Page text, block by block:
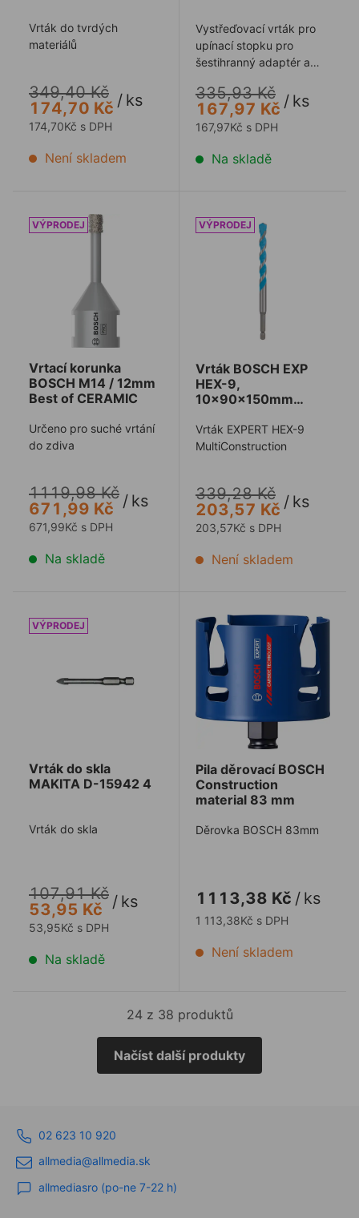
Vrták do tvrdých
materiálů
349,40 Kč
174,70 Kč / ks
174,70Kč s DPH
Není skladem
Vystřeďovací vrták pro
upínací stopku pro
šestihranný adaptér a
335,93 Kč
167,97 Kč / ks
167,97Kč s DPH
Na skladě
Vrtací korunka BOSCH M14 / 12mm Best of CERAMIC
Vrtací korunka
BOSCH M14 / 12mm
Best of CERAMIC
Určeno pro suché vrtání
do zdiva
1119,98 Kč
671,99 Kč / ks
671,99Kč s DPH
Na skladě
Vrták BOSCH EXP HEX-
Vrták BOSCH EXP
HEX-9,
10x90x150mm
Vrták EXPERT HEX-9
MultiConstruction
339,28 Kč
203,57 Kč / ks
203,57Kč s DPH
Není skladem
Vrták do skla MAKITA D-15942 4
Vrták do skla
MAKITA D-15942 4
Vrták do skla
107,91 Kč
53,95 Kč / ks
53,95Kč s DPH
Na skladě
Pila děrovací BOSCH
Pila děrovací BOSCH
Construction
material 83 mm
Děrovka BOSCH 83mm
1113,38 Kč / ks
1 113,38Kč s DPH
Není skladem
24 z 38 produktů
Načíst další produkty
02 623 10 920
allmedia@allmedia.sk
allmediasro (po-ne 7-22 h)